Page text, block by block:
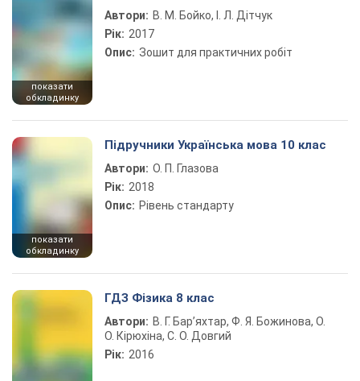
показати
обкладинку
Автори: В. М. Бойко, І. Л. Дітчук
Рік: 2017
Опис: Зошит для практичних робіт
показати
обкладинку
Підручники Українська мова 10 клас
Автори: О. П. Глазова
Рік: 2018
Опис: Рівень стандарту
ГДЗ Фізика 8 клас
Автори: В. Г. Бар’яхтар, Ф. Я. Божинова, О.
О. Кірюхіна, С. О. Довгий
Рік: 2016